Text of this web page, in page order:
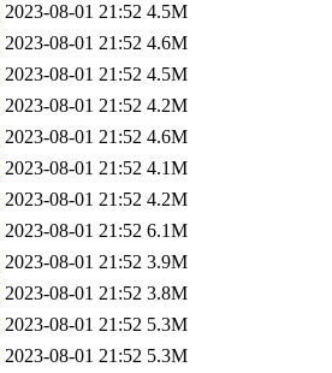
2023-08-01 21:52 4.5M
2023-08-01 21:52 4.6M
2023-08-01 21:52 4.5M
2023-08-01 21:52 4.2M
2023-08-01 21:52 4.6M
2023-08-01 21:52 4.1M
2023-08-01 21:52 4.2M
2023-08-01 21:52 6.1M
2023-08-01 21:52 3.9M
2023-08-01 21:52 3.8M
2023-08-01 21:52 5.3M
2023-08-01 21:52 5.3M